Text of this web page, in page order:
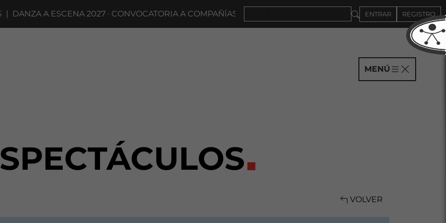
A ESCENA 2027 · CONVOCATORIA A COMPAÑÍAS HASTA EL 4DE SEPTIEMBRE ENTRAR REGISTRO
MENÚ
VOLVER